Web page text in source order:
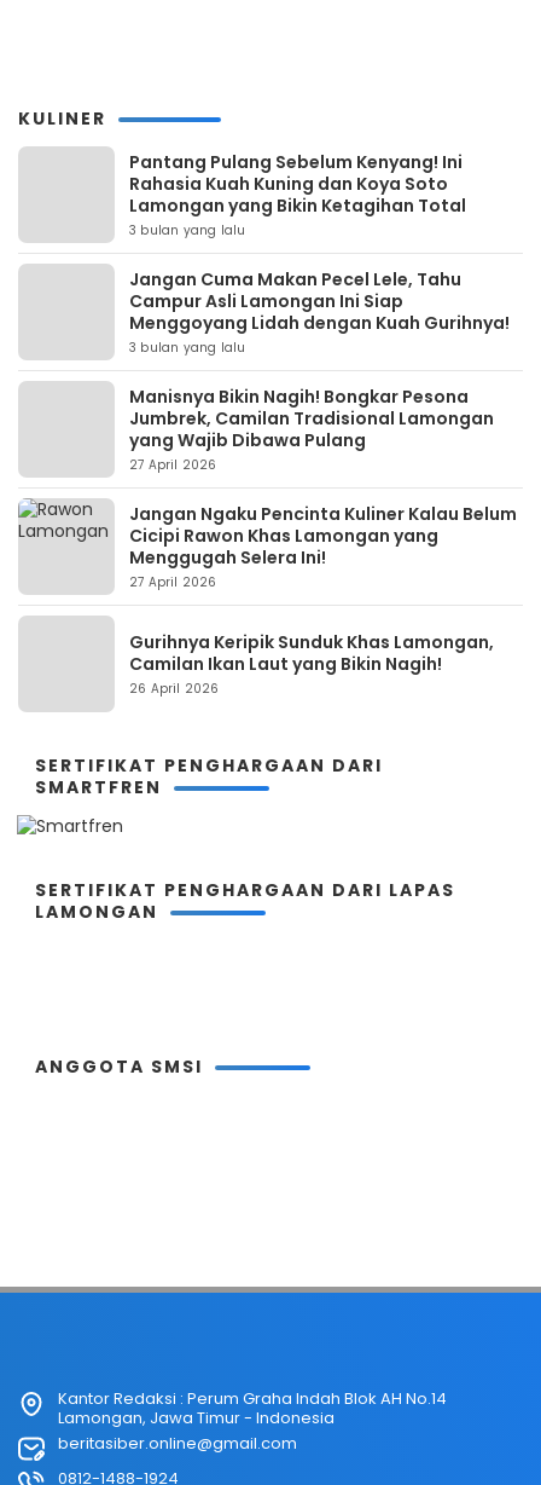
KULINER
Pantang Pulang Sebelum Kenyang! Ini
Rahasia Kuah Kuning dan Koya Soto
Lamongan yang Bikin Ketagihan Total
3 bulan yang lalu
Jangan Cuma Makan Pecel Lele, Tahu
Campur Asli Lamongan Ini Siap
Menggoyang Lidah dengan Kuah Gurihnya!
3 bulan yang lalu
Manisnya Bikin Nagih! Bongkar Pesona
Jumbrek, Camilan Tradisional Lamongan
yang Wajib Dibawa Pulang
27 April 2026
Jangan Ngaku Pencinta Kuliner Kalau Belum
Cicipi Rawon Khas Lamongan yang
Menggugah Selera Ini!
27 April 2026
Gurihnya Keripik Sunduk Khas Lamongan,
Camilan Ikan Laut yang Bikin Nagih!
26 April 2026
SERTIFIKAT PENGHARGAAN DARI
SMARTFREN
SERTIFIKAT PENGHARGAAN DARI LAPAS
LAMONGAN
ANGGOTA SMSI
Kantor Redaksi : Perum Graha Indah Blok AH No.14
Lamongan, Jawa Timur - Indonesia
beritasiber.online@gmail.com
0812-1488-1924